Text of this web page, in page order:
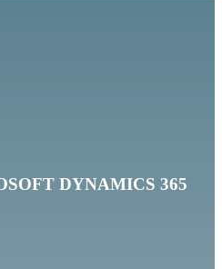
DYNAMICS 365